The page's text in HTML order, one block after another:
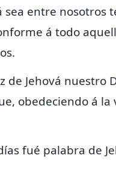
sea entre nosotros
á todo
de Jehová nuestro
obedeciendo á la
fué palabra de